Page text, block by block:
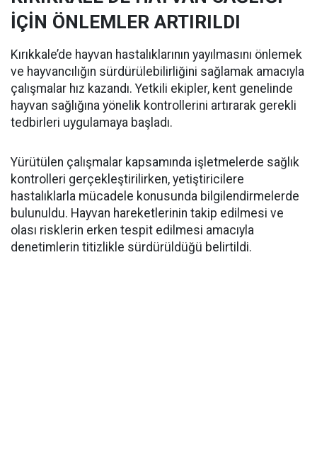
İÇİN ÖNLEMLER ARTIRILDI
Kırıkkale’de hayvan hastalıklarının yayılmasını önlemek
ve hayvancılığın sürdürülebilirliğini sağlamak amacıyla
çalışmalar hız kazandı. Yetkili ekipler, kent genelinde
hayvan sağlığına yönelik kontrollerini artırarak gerekli
tedbirleri uygulamaya başladı.
Yürütülen çalışmalar kapsamında işletmelerde sağlık
kontrolleri gerçekleştirilirken, yetiştiricilere
hastalıklarla mücadele konusunda bilgilendirmelerde
bulunuldu. Hayvan hareketlerinin takip edilmesi ve
olası risklerin erken tespit edilmesi amacıyla
denetimlerin titizlikle sürdürüldüğü belirtildi.